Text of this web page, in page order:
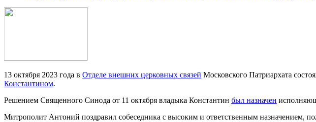
13 октября 2023 года в Отделе внешних церковных связей Московского Патриархата
Константином.
Решением Священного Синода от 11 октября владыка Константин был назначен
Митрополит Антоний поздравил собеседника с высоким и ответственным назначением,